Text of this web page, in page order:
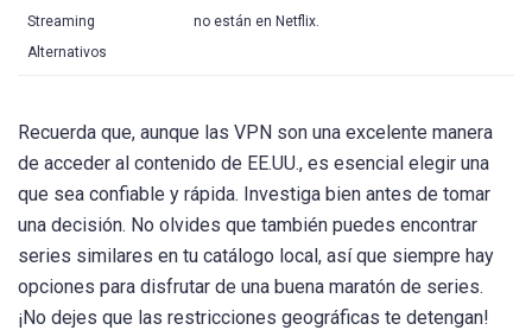
Streaming
Alternativos
no están en Netflix.
Recuerda que, aunque las VPN son una excelente manera
de acceder al contenido de EE.UU., es esencial elegir una
que sea confiable y rápida. Investiga bien antes de tomar
una decisión. No olvides que también puedes encontrar
series similares en tu catálogo local, así que siempre hay
opciones para disfrutar de una buena maratón de series.
¡No dejes que las restricciones geográficas te detengan!